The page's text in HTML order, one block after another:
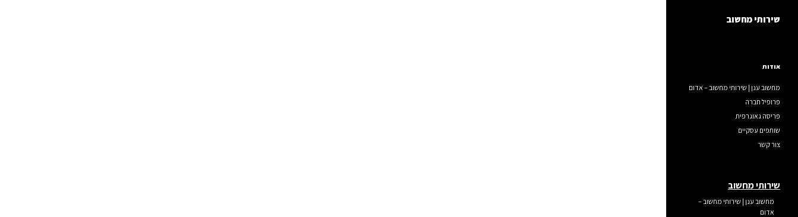
שירותי מחשוב
אודות
מחשוב ענן | שירותי מחשוב – אדום
פרופיל חברה
פריסה גאוגרפית
שותפים עסקיים
צור קשר
שירותי מחשוב
מחשוב ענן | שירותי מחשוב –
אדום